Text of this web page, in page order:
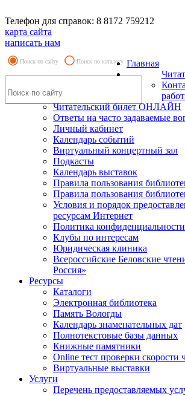
Телефон для справок: 8 8172 759212
карта сайта
написать нам
Поиск по сайту Поиск по каталогу Главная
Читательский билет ОНЛАЙН
Ответы на часто задаваемые
Личный кабинет
Календарь событий
Виртуальный концертный зал
Подкасты
Календарь выставок
Правила пользования
Правила пользования
Условия и порядок
ресурсам Интернет
Политика конфиденциальности
Клубы по интересам
Юридическая клиника
Всероссийские Беловские
Россия»
Ресурсы
Каталоги
Электронная библиотека
Память Вологды
Календарь знаменательных дат
Полнотекстовые базы данных
Книжные памятники
Online тест проверки скорости
Виртуальные выставки
Услуги
Перечень предоставляемых